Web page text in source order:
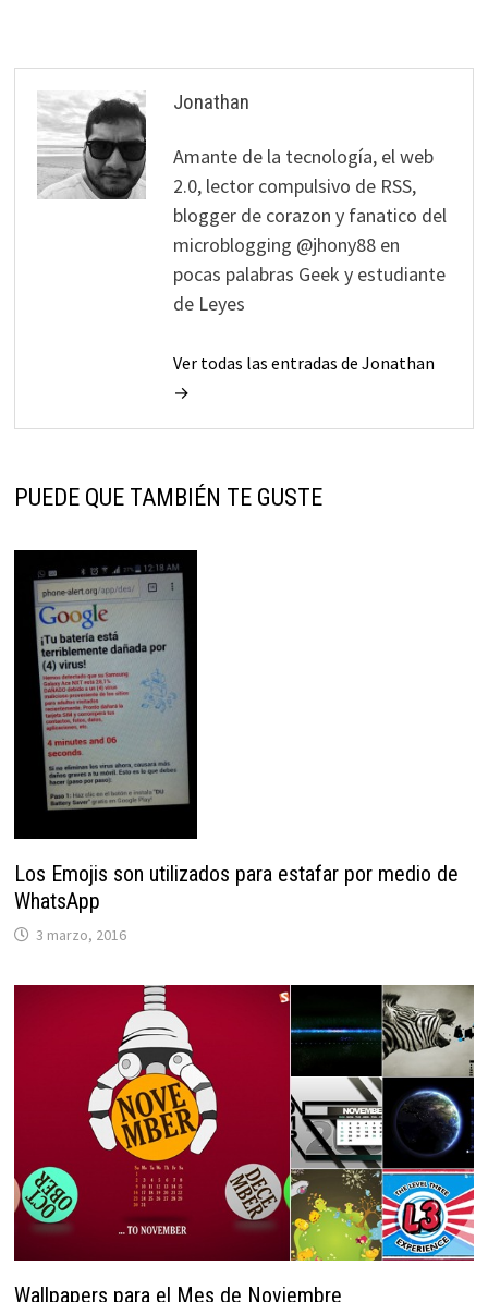
Jonathan
Amante de la tecnología, el web
2.0, lector compulsivo de RSS,
blogger de corazon y fanatico del
microblogging @jhony88 en
pocas palabras Geek y estudiante
de Leyes
Ver todas las entradas de Jonathan
→
PUEDE QUE TAMBIÉN TE GUSTE
Los Emojis son utilizados para estafar por medio de
WhatsApp
3 marzo, 2016
Wallpapers para el Mes de Noviembre